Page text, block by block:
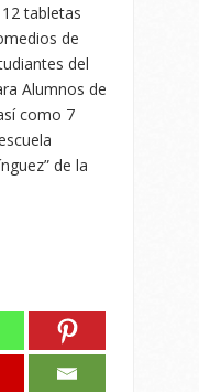
tabletas
de
del
Alumnos de
como 7
de la